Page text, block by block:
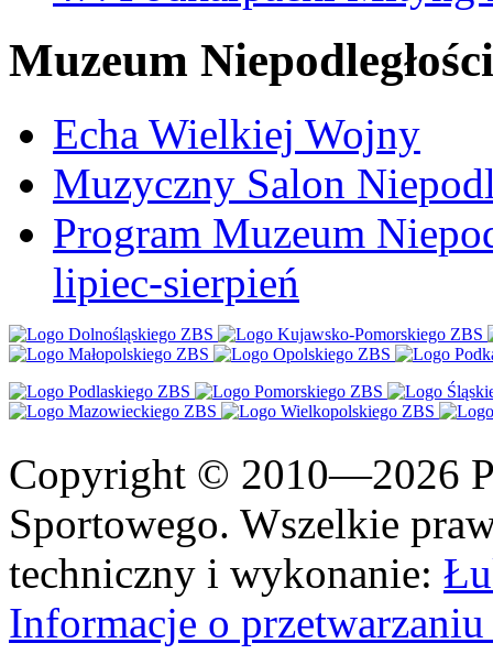
Muzeum Niepodległości
Echa Wielkiej Wojny
Muzyczny Salon
Program Muzeum
lipiec-sierpień
Copyright © 2010—2026
Sportowego. Wszelkie
techniczny i wykonanie:
Informacje o